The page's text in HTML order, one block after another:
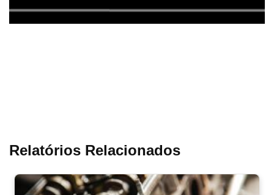
Relatórios Relacionados